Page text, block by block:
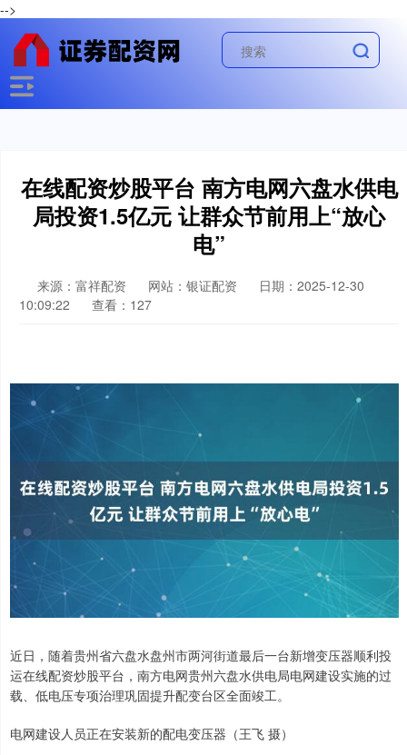
-->
在线配资炒股平台 南方电网六盘水供电
局投资1.5亿元 让群众节前用上“放心
电”
来源：富祥配资 网站：银证配资
日期：2025-12-30
10:09:22
查看：127
近日，随着贵州省六盘水盘州市两河街道最后一台新增变压器顺利投
运在线配资炒股平台，南方电网贵州六盘水供电局电网建设实施的过
载、低电压专项治理巩固提升配变台区全面竣工。
电网建设人员正在安装新的配电变压器（王飞 摄）